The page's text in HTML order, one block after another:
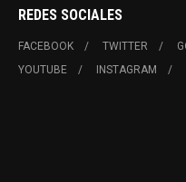
REDES SOCIALES
FACEBOOK TWITTER
YOUTUBE
INSTAGRAM